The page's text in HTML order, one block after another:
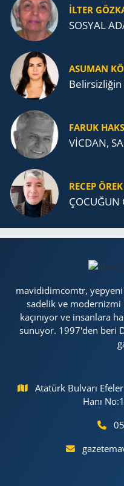
İLTER
SOSYAL
ASUMAN
FARUK
VİCDAN,
RECEP ÖREK
ÇOCUĞUN
mavididimcomtr,
sadelik ve
kaçınıyor ve insanlara
sunuyor. 1997'den beri
Atatürk Bulvarı
Hanı